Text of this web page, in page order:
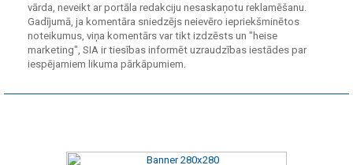
vārda, neveikt ar portāla redakciju nesaskaņotu reklamēšanu.
Gadījumā, ja komentāra sniedzējs neievēro iepriekšminētos
noteikumus, viņa komentārs var tikt izdzēsts un "heise
marketing", SIA ir tiesības informēt uzraudzības iestādes par
iespējamiem likuma pārkāpumiem.